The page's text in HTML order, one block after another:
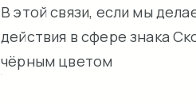
В этой связи, если мы
действия в сфере знака
чёрным цветом